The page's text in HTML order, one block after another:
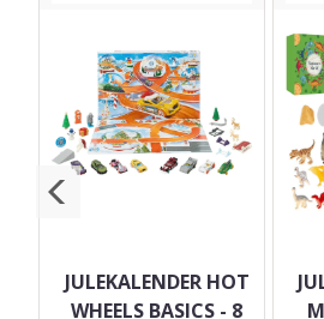
JULEKALENDER HOT
WHEELS BASICS - 8